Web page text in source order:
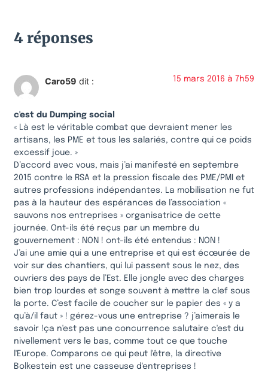
4 réponses
Caro59 dit : 15 mars 2016 à 7h59
c'est du Dumping social
« Là est le véritable combat que devraient mener les
artisans, les PME et tous les salariés, contre qui ce poids
excessif joue. »
D’accord avec vous, mais j’ai manifesté en septembre
2015 contre le RSA et la pression fiscale des PME/PMI et
autres professions indépendantes. La mobilisation ne fut
pas à la hauteur des espérances de l’association «
sauvons nos entreprises » organisatrice de cette
journée. Ont-ils été reçus par un membre du
gouvernement : NON ! ont-ils été entendus : NON !
J’ai une amie qui a une entreprise et qui est écœurée de
voir sur des chantiers, qui lui passent sous le nez, des
ouvriers des pays de l’Est. Elle jongle avec des charges
bien trop lourdes et songe souvent à mettre la clef sous
la porte. C’est facile de coucher sur le papier des « y a
qu’à/il faut » ! gérez-vous une entreprise ? j’aimerais le
savoir !ça n'est pas une concurrence salutaire c'est du
nivellement vers le bas, comme tout ce que touche
l'Europe. Comparons ce qui peut l'être, la directive
Bolkestein est une casseuse d'entreprises !